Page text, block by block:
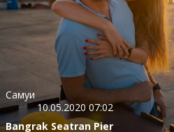
Самуи
10.05.2020 07:02
Bangrak Seatran Pier